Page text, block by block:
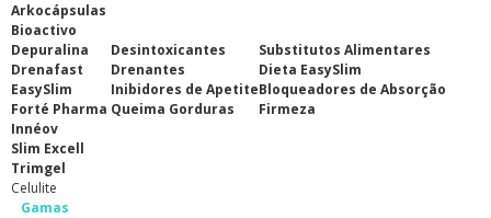
Arkocápsulas
Bioactivo
Depuralina
Drenafast
EasySlim
Forté Pharma
Innéov
Slim Excell
Trimgel
Desintoxicantes
Drenantes
Inibidores de Apetite
Queima Gorduras
Substitutos Alimentares
Dieta EasySlim
Bloqueadores de Absorção
Firmeza
Celulite
Gamas